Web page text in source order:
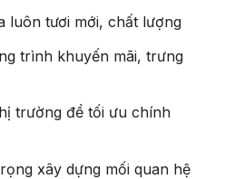
luôn tươi mới, chất lượng
trình khuyến mãi, trưng
trường để tối ưu chính
xây dựng mối quan hệ